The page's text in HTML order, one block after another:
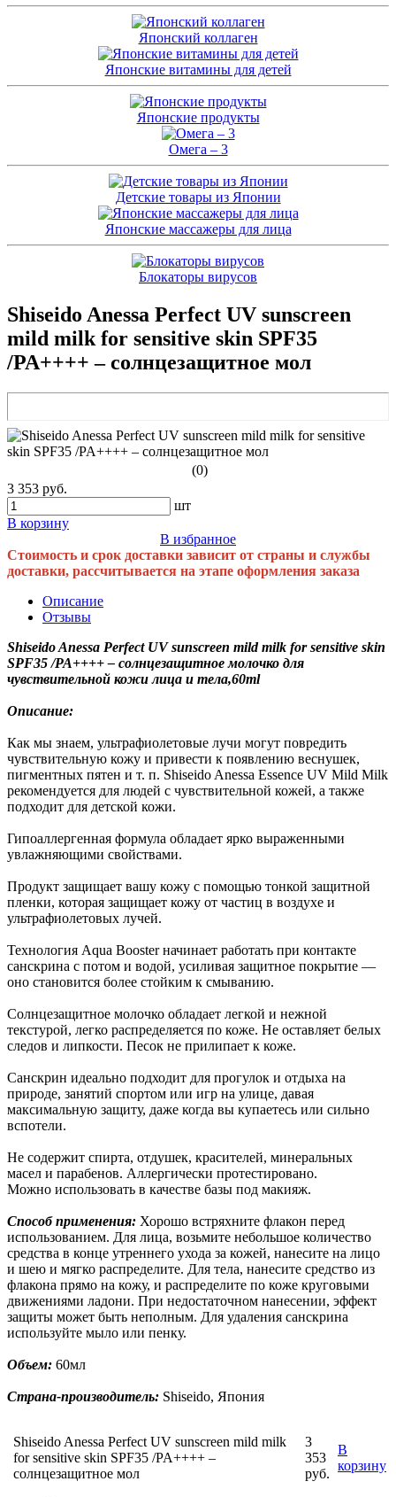
Японский коллаген
Японские витамины для детей
Японские продукты
Омега – 3
Детские товары из Японии
Японские массажеры для лица
Блокаторы вирусов
Shiseido Anessa Perfect UV sunscreen
mild milk for sensitive skin SPF35
/PA++++ – солнцезащитное мол
(0)
3 353 руб.
шт
В корзину
В избранное
Стоимость и срок доставки зависит от страны и службы
доставки, рассчитывается на этапе оформления заказа
Описание
Отзывы
Shiseido Anessa Perfect UV sunscreen mild milk for sensitive skin
SPF35 /PA++++ – солнцезащитное молочко для
чувствительной кожи лица и тела,60ml
Описание:
Как мы знаем, ультрафиолетовые лучи могут повредить
чувствительную кожу и привести к появлению веснушек,
пигментных пятен и т. п. Shiseido Anessa Essence UV Mild Milk
рекомендуется для людей с чувствительной кожей, а также
подходит для детской кожи.
Гипоаллергенная формула обладает ярко выраженными
увлажняющими свойствами.
Продукт защищает вашу кожу с помощью тонкой защитной
пленки, которая защищает кожу от частиц в воздухе и
ультрафиолетовых лучей.
Технология Aqua Booster начинает работать при контакте
санскрина с потом и водой, усиливая защитное покрытие —
оно становится более стойким к смыванию.
Солнцезащитное молочко обладает легкой и нежной
текстурой, легко распределяется по коже. Не оставляет белых
следов и липкости. Песок не прилипает к коже.
Санскрин идеально подходит для прогулок и отдыха на
природе, занятий спортом или игр на улице, давая
максимальную защиту, даже когда вы купаетесь или сильно
вспотели.
Не содержит спирта, отдушек, красителей, минеральных
масел и парабенов. Аллергически протестировано.
Можно использовать в качестве базы под макияж.
Способ применения: Хорошо встряхните флакон перед
использованием. Для лица, возьмите небольшое количество
средства в конце утреннего ухода за кожей, нанесите на лицо
и шею и мягко распределите. Для тела, нанесите средство из
флакона прямо на кожу, и распределите по коже круговыми
движениями ладони. При недостаточном нанесении, эффект
защиты может быть неполным. Для удаления санскрина
используйте мыло или пенку.
Объем: 60мл
Страна-производитель: Shiseido, Япония
Shiseido Anessa Perfect UV sunscreen mild milk
for sensitive skin SPF35 /PA++++ –
солнцезащитное мол
3
353
руб.
В
корзину